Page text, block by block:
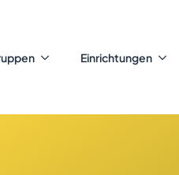
Einrichtungen